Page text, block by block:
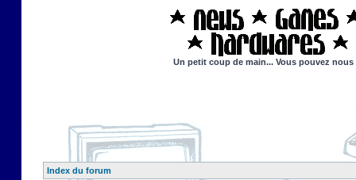
Un petit coup de main... Vous pouvez
Index du forum